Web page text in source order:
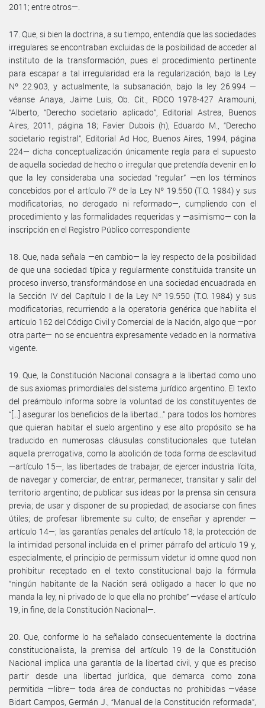
2011; entre otros—.
17. Que, si bien la doctrina, a su tiempo, entendía que las sociedades
irregulares se encontraban excluidas de la posibilidad de acceder al
instituto de la transformación, pues el procedimiento pertinente
para escapar a tal irregularidad era la regularización, bajo la Ley
Nº 22.903, y actualmente, la subsanación, bajo la ley 26.994 —
véanse Anaya, Jaime Luis, Ob. Cit., RDCO 1978-427 Aramouni,
“Alberto, “Derecho societario aplicado”, Editorial Astrea, Buenos
Aires, 2011, página 18; Favier Dubois (h), Eduardo M., “Derecho
societario registral”, Editorial Ad Hoc, Buenos Aires, 1994, página
224— dicha conceptualización únicamente regía para el supuesto
de aquella sociedad de hecho o irregular que pretendía devenir en lo
que la ley consideraba una sociedad “regular” —en los términos
concebidos por el artículo 7º de la Ley Nº 19.550 (T.O. 1984) y sus
modificatorias, no derogado ni reformado—, cumpliendo con el
procedimiento y las formalidades requeridas y —asimismo— con la
inscripción en el Registro Público correspondiente
18. Que, nada señala —en cambio— la ley respecto de la posibilidad
de que una sociedad típica y regularmente constituida transite un
proceso inverso, transformándose en una sociedad encuadrada en
la Sección IV del Capítulo I de la Ley Nº 19.550 (T.O. 1984) y sus
modificatorias, recurriendo a la operatoria genérica que habilita el
artículo 162 del Código Civil y Comercial de la Nación, algo que —por
otra parte— no se encuentra expresamente vedado en la normativa
vigente.
19. Que, la Constitución Nacional consagra a la libertad como uno
de sus axiomas primordiales del sistema jurídico argentino. El texto
del preámbulo informa sobre la voluntad de los constituyentes de
“[…] asegurar los beneficios de la libertad…” para todos los hombres
que quieran habitar el suelo argentino y ese alto propósito se ha
traducido en numerosas cláusulas constitucionales que tutelan
aquella prerrogativa, como la abolición de toda forma de esclavitud
—artículo 15—, las libertades de trabajar, de ejercer industria lícita,
de navegar y comerciar, de entrar, permanecer, transitar y salir del
territorio argentino; de publicar sus ideas por la prensa sin censura
previa; de usar y disponer de su propiedad; de asociarse con fines
útiles; de profesar libremente su culto; de enseñar y aprender —
artículo 14—; las garantías penales del artículo 18; la protección de
la intimidad personal incluida en el primer párrafo del artículo 19 y,
especialmente, el principio de permissum videtur id omne quod non
prohibitur receptado en el texto constitucional bajo la fórmula
“ningún habitante de la Nación será obligado a hacer lo que no
manda la ley, ni privado de lo que ella no prohíbe” —véase el artículo
19, in fine, de la Constitución Nacional—.
20. Que, conforme lo ha señalado consecuentemente la doctrina
constitucionalista, la premisa del artículo 19 de la Constitución
Nacional implica una garantía de la libertad civil, y que es preciso
partir desde una libertad jurídica, que demarca como zona
permitida —libre— toda área de conductas no prohibidas —véase
Bidart Campos, Germán J., “Manual de la Constitución reformada”,